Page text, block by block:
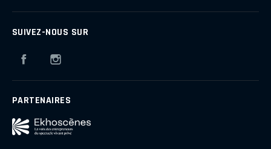
SUIVEZ-NOUS SUR
Facebook
PARTENAIRES